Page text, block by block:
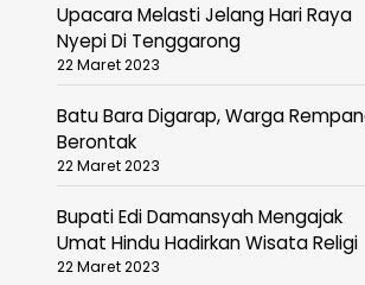
Upacara Melasti Jelang Hari Raya
Nyepi Di Tenggarong
22 Maret 2023
Batu Bara Digarap, Warga
Berontak
22 Maret 2023
Bupati Edi Damansyah Mengajak
Umat Hindu Hadirkan Wisata Religi
22 Maret 2023